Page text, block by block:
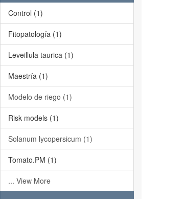
Control (1)
Fitopatología (1)
Leveillula taurica (1)
Maestría (1)
Modelo de riego (1)
Risk models (1)
Solanum lycopersicum (1)
Tomato.PM (1)
... View More